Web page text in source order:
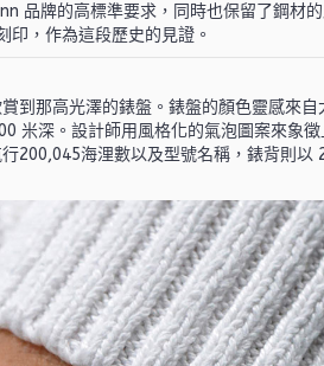
品牌的高標準要求，同時也保留了鋼材
印，作為這段歷史的見證。
到那高光澤的錶盤。錶盤的顏色靈感來
米深。設計師用風格化的氣泡圖案來象
200,045海浬數以及型號名稱，錶背則